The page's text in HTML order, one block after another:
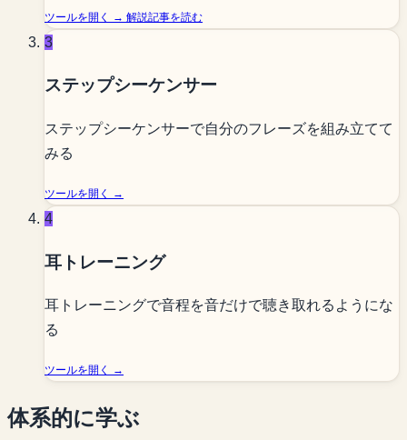
ツールを開く → 解説記事を読む
3
ステップシーケンサー
ステップシーケンサーで自分のフレーズを組み立てて
みる
ツールを開く →
4
耳トレーニング
耳トレーニングで音程を音だけで聴き取れるようにな
る
ツールを開く →
体系的に学ぶ